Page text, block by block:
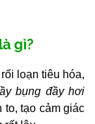
gì?
loạn tiêu hóa,
bụng đầy hơi
to, tạo cảm giác